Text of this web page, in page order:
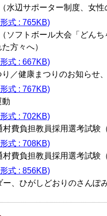
水辺サポーター制度、女
式 : 765KB)
ソフトボール大会「どん
方々へ）
式 : 667KB)
／健康まつりのお知らせ
式 : 767KB)
動
式 : 702KB)
費負担教員採用選考試験（
式 : 708KB)
費負担教員採用選考試験（
式 : 856KB)
ー、ひがしどおりのさんぽ